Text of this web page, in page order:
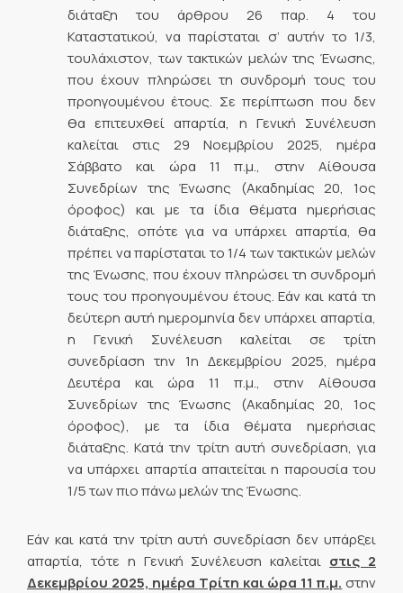
διάταξη του άρθρου 26 παρ. 4 του
Καταστατικού, να παρίσταται σ’ αυτήν το 1/3,
τουλάχιστον, των τακτικών μελών της Ένωσης,
που έχουν πληρώσει τη συνδρομή τους του
προηγουμένου έτους. Σε περίπτωση που δεν
θα επιτευχθεί απαρτία, η Γενική Συνέλευση
καλείται στις 29 Νοεμβρίου 2025, ημέρα
Σάββατο και ώρα 11 π.μ., στην Αίθουσα
Συνεδρίων της Ένωσης (Ακαδημίας 20, 1ος
όροφος) και με τα ίδια θέματα ημερήσιας
διάταξης, οπότε για να υπάρχει απαρτία, θα
πρέπει να παρίσταται το 1/4 των τακτικών μελών
της Ένωσης, που έχουν πληρώσει τη συνδρομή
τους του προηγουμένου έτους. Εάν και κατά τη
δεύτερη αυτή ημερομηνία δεν υπάρχει απαρτία,
η Γενική Συνέλευση καλείται σε τρίτη
συνεδρίαση την 1η Δεκεμβρίου 2025, ημέρα
Δευτέρα και ώρα 11 π.μ., στην Αίθουσα
Συνεδρίων της Ένωσης (Ακαδημίας 20, 1ος
όροφος), με τα ίδια θέματα ημερήσιας
διάταξης. Κατά την τρίτη αυτή συνεδρίαση, για
να υπάρχει απαρτία απαιτείται η παρουσία του
1/5 των πιο πάνω μελών της Ένωσης.
Εάν και κατά την τρίτη αυτή συνεδρίαση δεν υπάρξει
απαρτία, τότε η Γενική Συνέλευση καλείται στις 2
Δεκεμβρίου 2025, ημέρα Τρίτη και ώρα 11 π.μ. στην